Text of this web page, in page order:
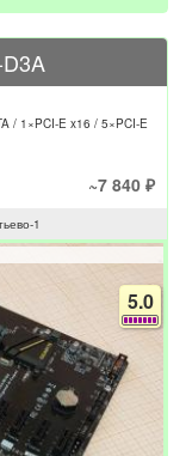
/ 1×PCI-E x16 / 5×PCI-E
~7 840 ₽
1
5.0